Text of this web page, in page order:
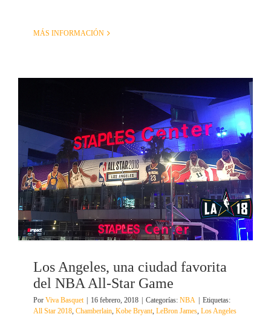
MÁS INFORMACIÓN
Los Angeles, una ciudad favorita
del NBA All-Star Game
Por Viva Basquet 16 febrero, 2018 Categorías: NBA
Etiquetas:
All Star 2018, Chamberlain, Kobe Bryant, LeBron James, Los Angeles